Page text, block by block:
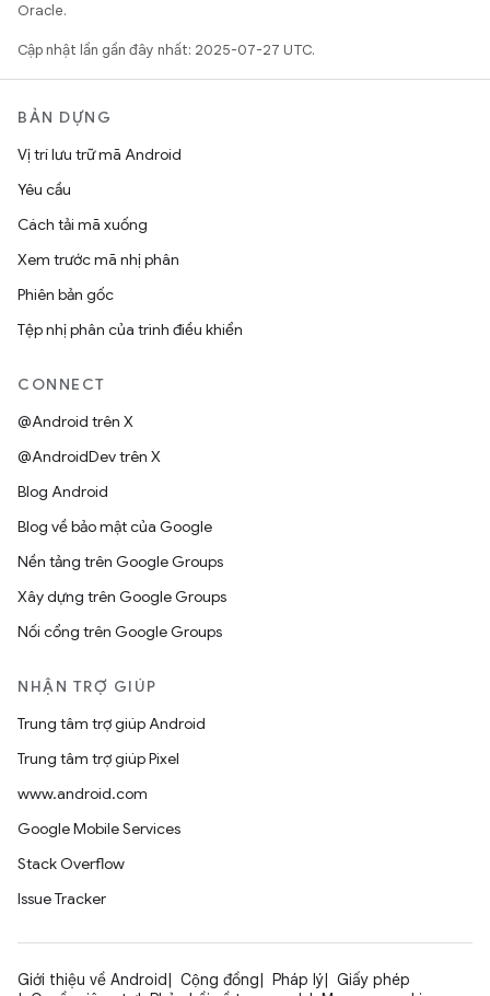
Oracle.
Cập nhật lần gần đây nhất: 2025-07-27 UTC.
BẢN DỰNG
Vị trí lưu trữ mã Android
Yêu cầu
Cách tải mã xuống
Xem trước mã nhị phân
Phiên bản gốc
Tệp nhị phân của trình điều khiển
CONNECT
@Android trên X
@AndroidDev trên X
Blog Android
Blog về bảo mật của Google
Nền tảng trên Google Groups
Xây dựng trên Google Groups
Nối cổng trên Google Groups
NHẬN TRỢ GIÚP
Trung tâm trợ giúp Android
Trung tâm trợ giúp Pixel
www.android.com
Google Mobile Services
Stack Overflow
Issue Tracker
Giới thiệu về Android Cộng đồng Pháp lý
Giấy phép